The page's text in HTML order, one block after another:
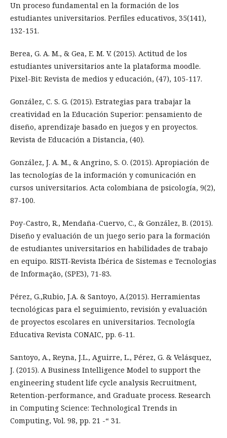
Un proceso fundamental en la formación de los
estudiantes universitarios. Perfiles educativos, 35(141),
132-151.
Berea, G. A. M., & Gea, E. M. V. (2015). Actitud de los
estudiantes universitarios ante la plataforma moodle.
Pixel-Bit: Revista de medios y educación, (47), 105-117.
González, C. S. G. (2015). Estrategias para trabajar la
creatividad en la Educación Superior: pensamiento de
diseño, aprendizaje basado en juegos y en proyectos.
Revista de Educación a Distancia, (40).
González, J. A. M., & Angrino, S. O. (2015). Apropiación de
las tecnologías de la información y comunicación en
cursos universitarios. Acta colombiana de psicología, 9(2),
87-100.
Poy-Castro, R., Mendaña-Cuervo, C., & González, B. (2015).
Diseño y evaluación de un juego serio para la formación
de estudiantes universitarios en habilidades de trabajo
en equipo. RISTI-Revista Ibérica de Sistemas e Tecnologias
de Informação, (SPE3), 71-83.
Pérez, G.,Rubio, J.A. & Santoyo, A.(2015). Herramientas
tecnológicas para el seguimiento, revisión y evaluación
de proyectos escolares en universitarios. Tecnología
Educativa Revista CONAIC, pp. 6-11.
Santoyo, A., Reyna, J.L., Aguirre, L., Pérez, G. & Velásquez,
J. (2015). A Business Intelligence Model to support the
engineering student life cycle analysis Recruitment,
Retention-performance, and Graduate process. Research
in Computing Science: Technological Trends in
Computing, Vol. 98, pp. 21 -“ 31.